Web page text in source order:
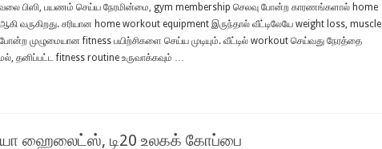
பிஸி, பயணம் செய்ய நேரமின்மை, gym membership செலவு போன்ற காரணங்களால் home
வருகிறது. சரியான home workout equipment இருந்தால் வீட்டிலேயே weight loss, muscle
முழுமையான fitness பயிற்சிகளை செய்ய முடியும். வீட்டில் workout செய்வது நேரத்தை
தனிப்பட்ட fitness routine உருவாக்கவும் …
ஹைலைட்ஸ், டி20 உலகக் கோப்பை